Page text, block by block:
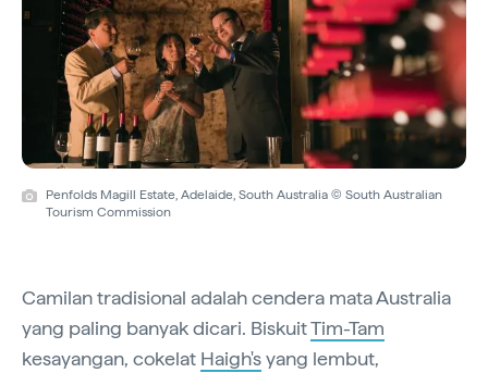
Penfolds Magill Estate, Adelaide, South Australia © South Australian
Tourism Commission
Camilan tradisional adalah cendera mata Australia
yang paling banyak dicari. BiskuitTim-Tam
kesayangan, cokelat Haigh'syang lembut,